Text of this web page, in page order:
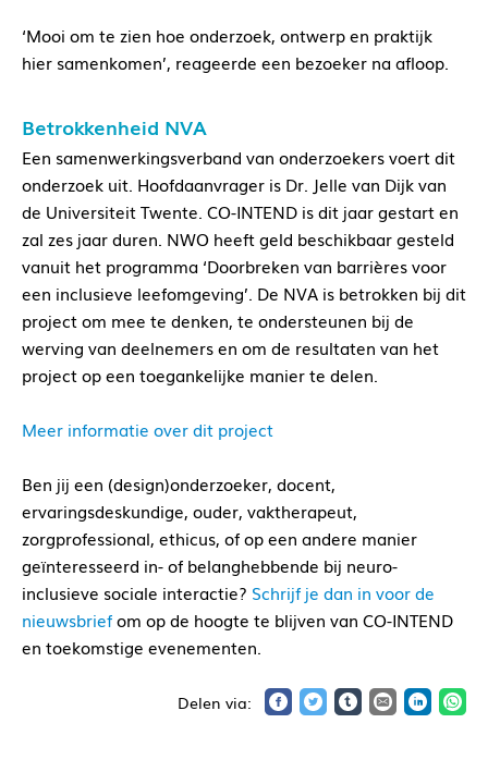
‘Mooi om te zien hoe onderzoek, ontwerp en praktijk
hier samenkomen’, reageerde een bezoeker na afloop.
Betrokkenheid NVA
Een samenwerkingsverband van onderzoekers voert dit
onderzoek uit. Hoofdaanvrager is Dr. Jelle van Dijk van
de Universiteit Twente. CO-INTEND is dit jaar gestart en
zal zes jaar duren. NWO heeft geld beschikbaar gesteld
vanuit het programma ‘Doorbreken van barrières voor
een inclusieve leefomgeving’. De NVA is betrokken bij dit
project om mee te denken, te ondersteunen bij de
werving van deelnemers en om de resultaten van het
project op een toegankelijke manier te delen.
Meer informatie over dit project
Ben jij een (design)onderzoeker, docent,
ervaringsdeskundige, ouder, vaktherapeut,
zorgprofessional, ethicus, of op een andere manier
geïnteresseerd in- of belanghebbende bij neuro-
inclusieve sociale interactie? Schrijf je dan in voor de
nieuwsbriefom op de hoogte te blijven van CO-INTEND
en toekomstige evenementen.